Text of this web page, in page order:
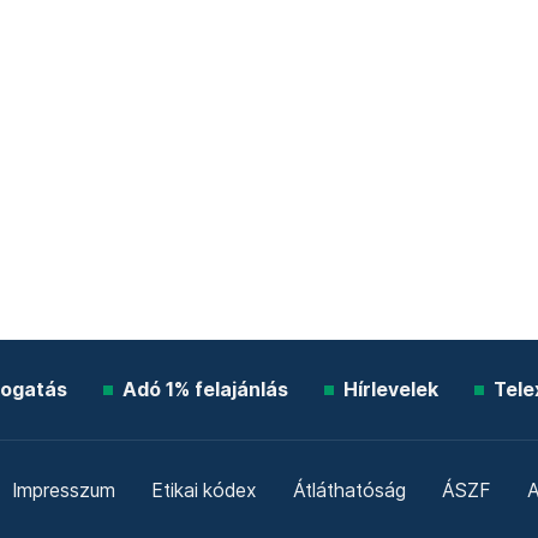
Adó 1% felajánlás Hírlevelek
Impresszum Etikai kódex Átláthatóság ÁSZF